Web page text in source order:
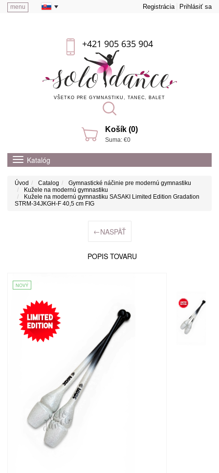
menu Registrácia Prihlásiť sa
+421 905 635 904
VŠETKO PRE GYMNASTIKU, TANEC, BALET
Košík (0)
Suma: €0
Katalóg
Úvod Catalog
Gymnastické náčinie pre modernú gymnastiku
Kužele na modernú gymnastiku
Kužele na modernú gymnastiku SASAKI Limited Edition Gradation
STRM-34JKGH-F 40,5 cm FIG
←NASPÄŤ
POPIS TOVARU
NOVÝ